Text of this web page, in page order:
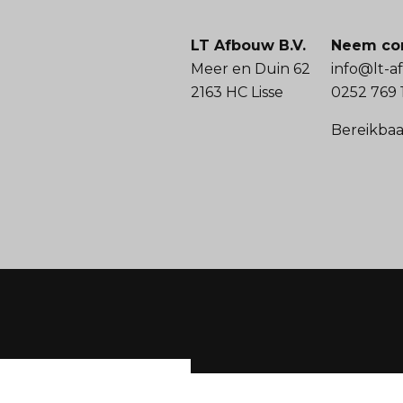
LT Afbouw B.V.
Meer en Duin 62
2163 HC Lisse
Neem
info@lt-
0252 769